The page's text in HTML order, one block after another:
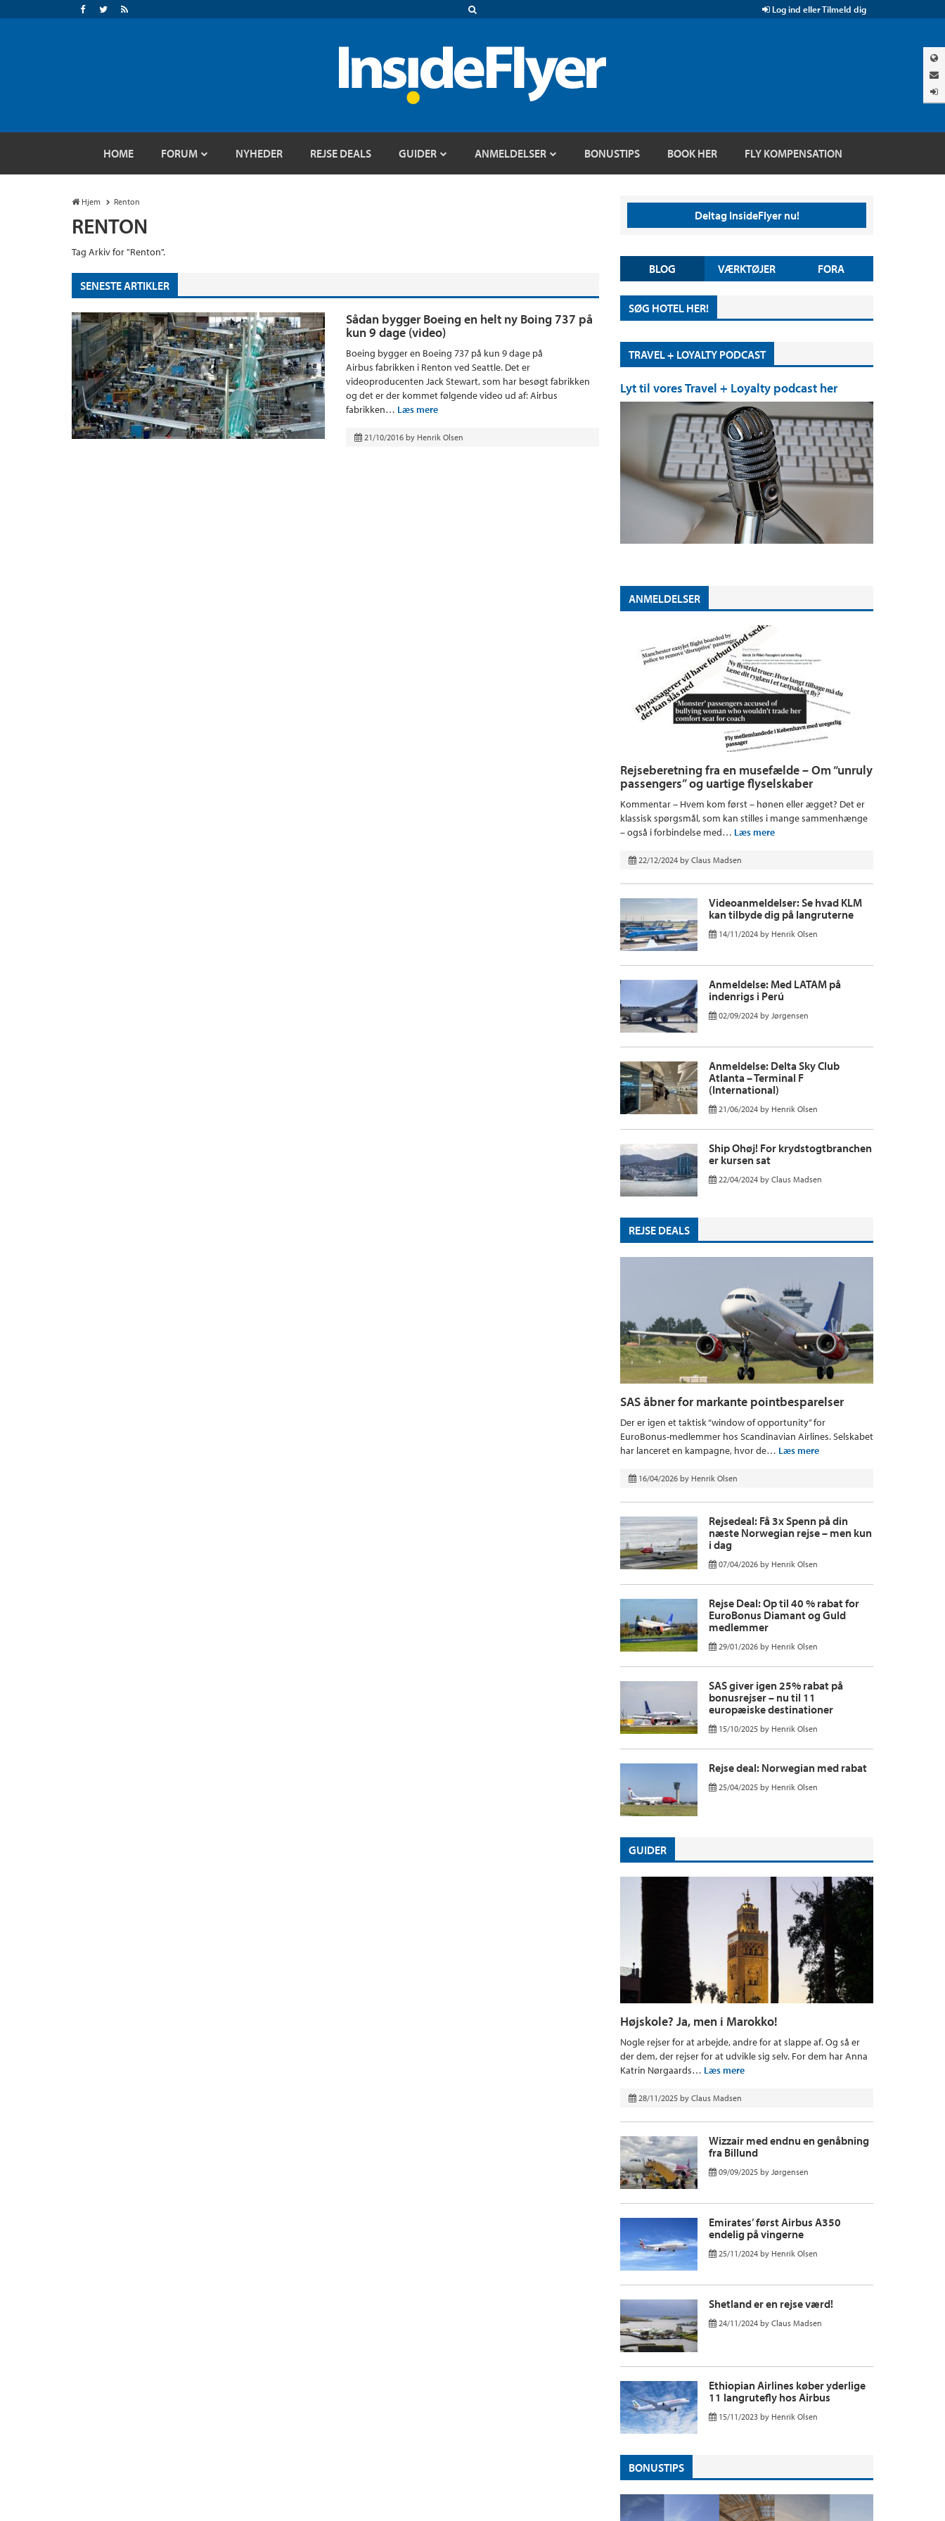
Log ind eller Tilmeld dig
HOME FORUM NYHEDER REJSE DEALS GUIDER ANMELDELSER BONUSTIPS BOOK HER FLY KOMPENSATION
Hjem Renton
RENTON
Tag Arkiv for "Renton".
SENESTE ARTIKLER
Sådan bygger Boeing en helt ny Boing 737 på
kun 9 dage (video)
Boeing bygger en Boeing 737 på kun 9 dage på
Airbus fabrikken i Renton ved Seattle. Det er
videoproducenten Jack Stewart, som har besøgt fabrikken
og det er der kommet følgende video ud af: Airbus
fabrikken… Læs mere
21/10/2016 by Henrik Olsen
Deltag InsideFlyer nu!
BLOG VÆRKTØJER FORA
SØG HOTEL HER!
TRAVEL + LOYALTY PODCAST
Lyt til vores Travel + Loyalty podcast her
ANMELDELSER
Rejseberetning fra en musefælde – Om “unruly
passengers” og uartige flyselskaber
Kommentar – Hvem kom først – hønen eller ægget? Det er
klassisk spørgsmål, som kan stilles i mange sammenhænge
– også i forbindelse med… Læs mere
22/12/2024 by Claus Madsen
Videoanmeldelser: Se hvad KLM
kan tilbyde dig på langruterne
14/11/2024 by Henrik Olsen
Anmeldelse: Med LATAM på
indenrigs i Perú
02/09/2024 by Jørgensen
Anmeldelse: Delta Sky Club
Atlanta – Terminal F
(International)
21/06/2024 by Henrik Olsen
Ship Ohøj! For krydstogtbranchen
er kursen sat
22/04/2024 by Claus Madsen
REJSE DEALS
SAS åbner for markante pointbesparelser
Der er igen et taktisk “window of opportunity” for
EuroBonus-medlemmer hos Scandinavian Airlines. Selskabet
har lanceret en kampagne, hvor de… Læs mere
16/04/2026 by Henrik Olsen
Rejsedeal: Få 3x Spenn på din
næste Norwegian rejse – men kun
i dag
07/04/2026 by Henrik Olsen
Rejse Deal: Op til 40 % rabat for
EuroBonus Diamant og Guld
medlemmer
29/01/2026 by Henrik Olsen
SAS giver igen 25% rabat på
bonusrejser – nu til 11
europæiske destinationer
15/10/2025 by Henrik Olsen
Rejse deal: Norwegian med rabat
25/04/2025 by Henrik Olsen
GUIDER
Højskole? Ja, men i Marokko!
Nogle rejser for at arbejde, andre for at slappe af. Og så er
der dem, der rejser for at udvikle sig selv. For dem har Anna
Katrin Nørgaards… Læs mere
28/11/2025 by Claus Madsen
Wizzair med endnu en genåbning
fra Billund
09/09/2025 by Jørgensen
Emirates’ først Airbus A350
endelig på vingerne
25/11/2024 by Henrik Olsen
Shetland er en rejse værd!
24/11/2024 by Claus Madsen
Ethiopian Airlines køber yderlige
11 langrutefly hos Airbus
15/11/2023 by Henrik Olsen
BONUSTIPS